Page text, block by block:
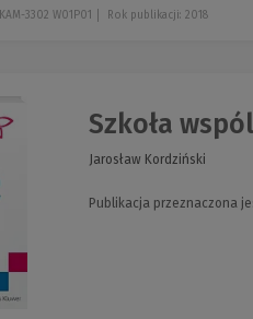
KAM-3302 W01P01 Rok publikacji: 2018
Szkoła
Jarosław Kordziński
Publikacja przeznaczona